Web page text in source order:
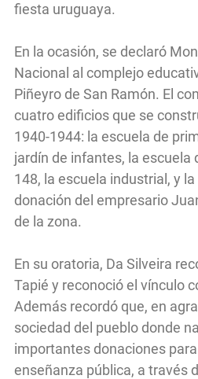
fiesta uruguaya.
En la ocasión, se declaró
Nacional al complejo
Piñeyro de San Ramón. El
cuatro edificios que se
1940-1944: la escuela de
jardín de infantes, la escuela
148, la escuela industrial, y
donación del empresario
de la zona.
En su oratoria, Da Silveira
Tapié y reconoció el vínculo
Además recordó que, en
sociedad del pueblo donde
importantes donaciones
enseñanza pública, a través